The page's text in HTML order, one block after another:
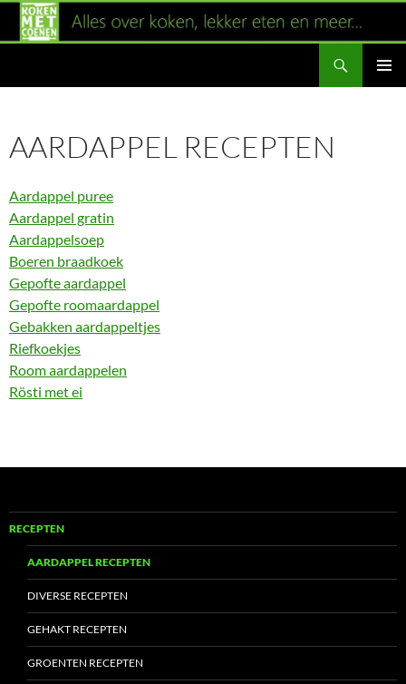
naar
AARDAPPEL RECEPTEN
Aardappel puree
Aardappel gratin
Aardappelsoep
Boeren braadkoek
Gepofte aardappel
Gepofte roomaardappel
Gebakken aardappeltjes
Riefkoekjes
Room aardappelen
Rösti met ei
RECEPTEN
AARDAPPEL RECEPTEN
DIVERSE RECEPTEN
GEHAKT RECEPTEN
GROENTEN RECEPTEN